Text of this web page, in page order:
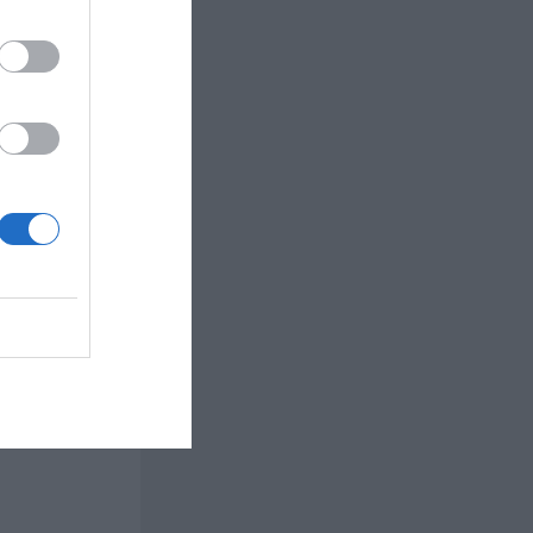
15
minuter.